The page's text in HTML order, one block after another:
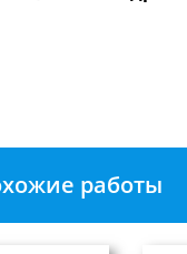
работы